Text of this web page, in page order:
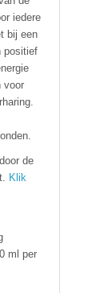
iedere
bij een
positief
voor
door de
Klik
ml per